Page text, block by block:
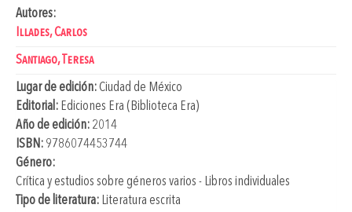
Autores:
Illades, Carlos
Santiago, Teresa
Lugar de edición:Ciudad de México
Editorial: Ediciones Era (Biblioteca Era)
Año de edición: 2014
ISBN: 9786074453744
Género:
Crítica y estudios sobre géneros varios - Libros individuales
Tipo de literatura: Literatura escrita